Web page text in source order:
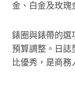
金、白金及玫瑰
錶圈與錶帶的選
預算調整。日誌
比優秀，是商務